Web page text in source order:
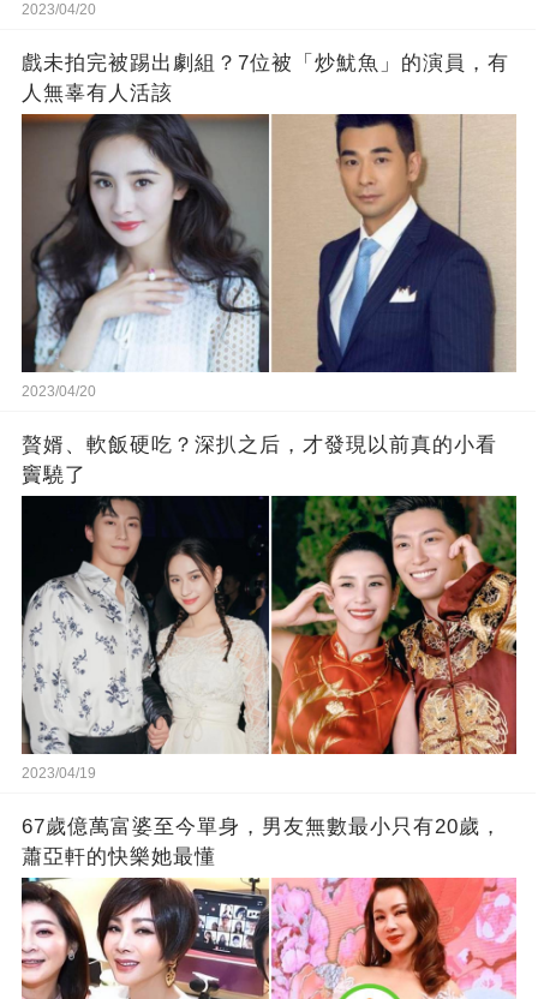
2023/04/20
戲未拍完被踢出劇組？7位被「炒魷魚」的演員，有
人無辜有人活該
2023/04/20
贅婿、軟飯硬吃？深扒之后，才發現以前真的小看
竇驍了
2023/04/19
67歲億萬富婆至今單身，男友無數最小只有20歲，
蕭亞軒的快樂她最懂